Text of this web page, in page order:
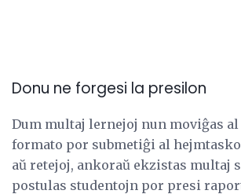
Donu ne forgesi la presilon
Dum multaj lernejoj nun moviĝas al
formato por submetiĝi al
aŭ retejoj, ankoraŭ ekzistas multaj
postulas studentojn por presi